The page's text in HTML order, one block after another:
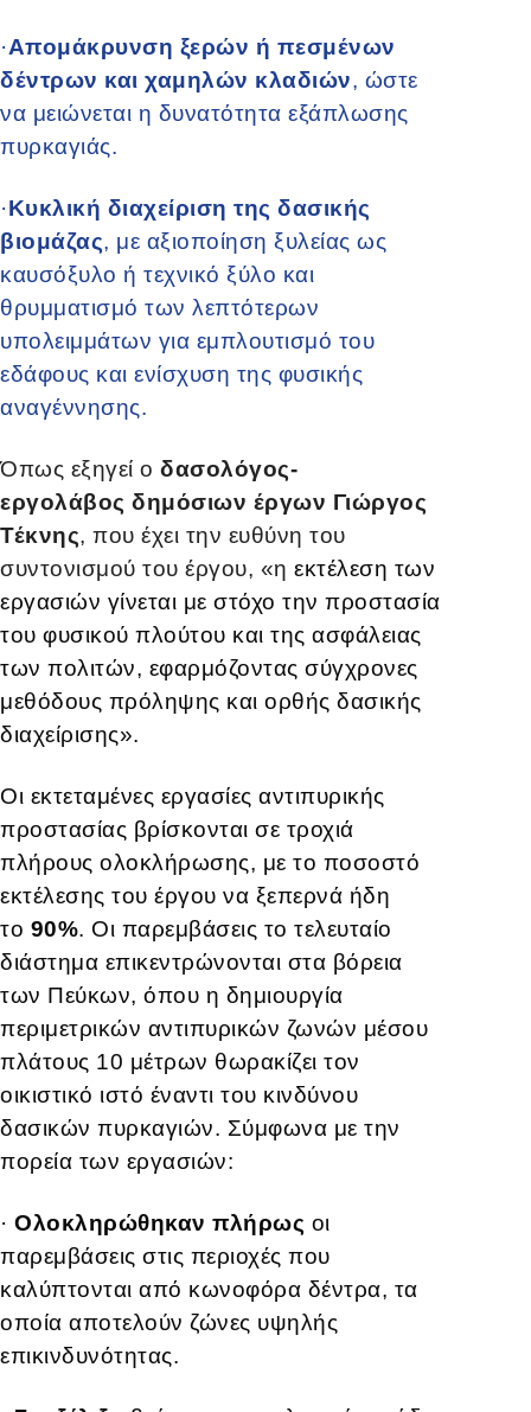
·Απομάκρυνση ξερών ή πεσμένων
δέντρων και χαμηλών κλαδιών, ώστε
να μειώνεται η δυνατότητα εξάπλωσης
πυρκαγιάς.
·Κυκλική διαχείριση της δασικής
βιομάζας, με αξιοποίηση ξυλείας ως
καυσόξυλο ή τεχνικό ξύλο και
θρυμματισμό των λεπτότερων
υπολειμμάτων για εμπλουτισμό του
εδάφους και ενίσχυση της φυσικής
αναγέννησης.
Όπως εξηγεί ο δασολόγος-
εργολάβος δημόσιων έργων Γιώργος
Τέκνης, που έχει την ευθύνη του
συντονισμού του έργου, «η εκτέλεση των
εργασιών γίνεται με στόχο την προστασία
του φυσικού πλούτου και της ασφάλειας
των πολιτών, εφαρμόζοντας σύγχρονες
μεθόδους πρόληψης και ορθής δασικής
διαχείρισης».
Οι εκτεταμένες εργασίες αντιπυρικής
προστασίας βρίσκονται σε τροχιά
πλήρους ολοκλήρωσης, με το ποσοστό
εκτέλεσης του έργου να ξεπερνά ήδη
το 90%. Οι παρεμβάσεις το τελευταίο
διάστημα επικεντρώνονται στα βόρεια
των Πεύκων, όπου η δημιουργία
περιμετρικών αντιπυρικών ζωνών μέσου
πλάτους 10 μέτρων θωρακίζει τον
οικιστικό ιστό έναντι του κινδύνου
δασικών πυρκαγιών. Σύμφωνα με την
πορεία των εργασιών:
· Ολοκληρώθηκαν πλήρως οι
παρεμβάσεις στις περιοχές που
καλύπτονται από κωνοφόρα δέντρα, τα
οποία αποτελούν ζώνες υψηλής
επικινδυνότητας.